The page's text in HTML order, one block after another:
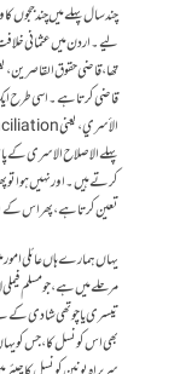
چند سال پہلے میں چند ججوں
لیے۔ اردن میں عثمانی
تھا، قاضی حقوق القاصرین،
قاضی کرتا ہے۔ اسی طرح ایک
پہلے الاصلاح الاسری
کرتے ہیں۔ اور نہیں ہوا تو
تعین کرتا ہے، پھر اس کے
یہاں ہمارے ہاں عائلی
بھی اس کونسل کا، جس کو